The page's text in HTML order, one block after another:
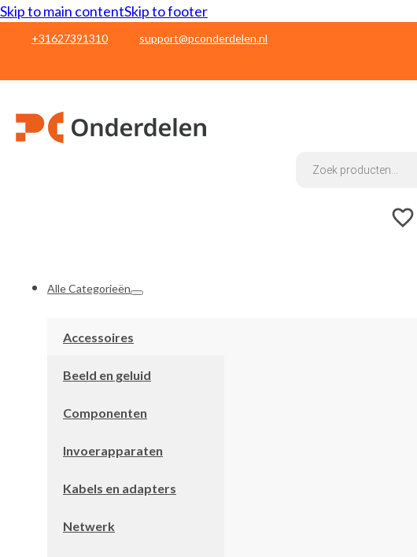
Skip to main contentSkip to footer
+31627391310
support@pconderdelen.nl
search
Alle Categorieën
Accessoires
Beeld en geluid
Componenten
Invoerapparaten
Kabels en adapters
Netwerk